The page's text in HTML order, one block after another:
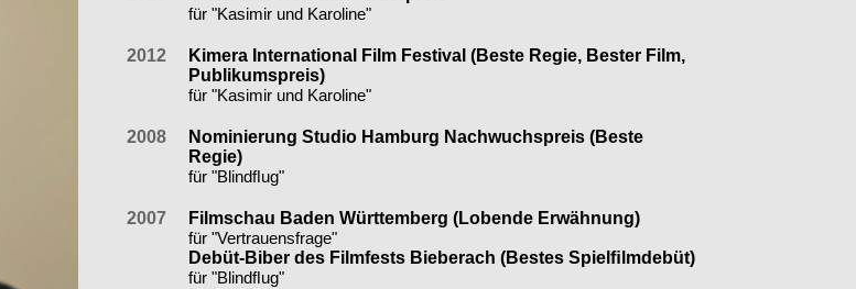
für "Kasimir und Karoline"
2012
Kimera International Film Festival (Beste Regie, Bester Film,
Publikumspreis)
für "Kasimir und Karoline"
2008
Nominierung Studio Hamburg Nachwuchspreis (Beste
Regie)
für "Blindﬂug"
2007
Filmschau Baden Württemberg (Lobende Erwähnung)
für "Vertrauensfrage"
Debüt-Biber des Filmfests Bieberach (Bestes Spielﬁlmdebüt)
für "Blindﬂug"